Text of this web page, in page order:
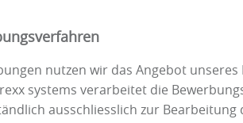
nutzen wir das Angebot
systems verarbeitet die
ausschliesslich zur